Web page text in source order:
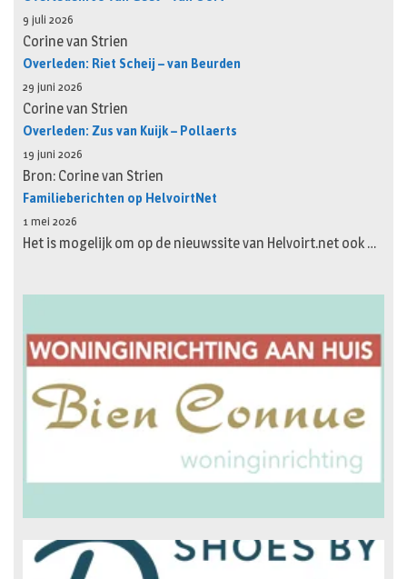
9 juli 2026
Corine van Strien
Overleden: Riet Scheij – van Beurden
29 juni 2026
Corine van Strien
Overleden: Zus van Kuijk – Pollaerts
19 juni 2026
Bron: Corine van Strien
Familieberichten op HelvoirtNet
1 mei 2026
Het is mogelijk om op de nieuwssite van Helvoirt.net ook …